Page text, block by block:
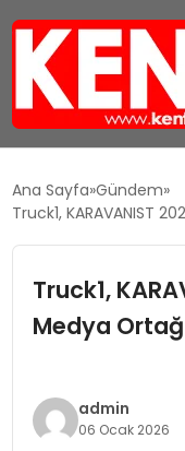
EKONOMI
EĞITIM
TEKNOLOJI
Ana Sayfa Gündem
Truck1, KARAVANIST
Truck1,
Medya
admin
06 Ocak 2026